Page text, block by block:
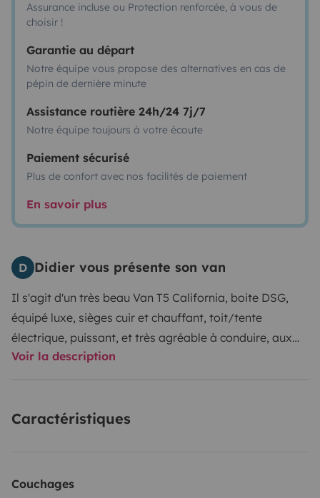
Assurance incluse ou Protection renforcée, à vous de
choisir !
Garantie au départ
Notre équipe vous propose des alternatives en cas de
pépin de dernière minute
Assistance routière 24h/24 7j/7
Notre équipe toujours à votre écoute
Paiement sécurisé
Plus de confort avec nos facilités de paiement
En savoir plus
D Didier vous présente son van
Il s'agit d'un très beau Van T5 California, boite DSG,
équipé luxe, sièges cuir et chauffant, toit/tente
électrique, puissant, et très agréable à conduire, aux
dimensions réduites, avec attelage et porte vélo,
Voir la description
Caractéristiques
Couchages